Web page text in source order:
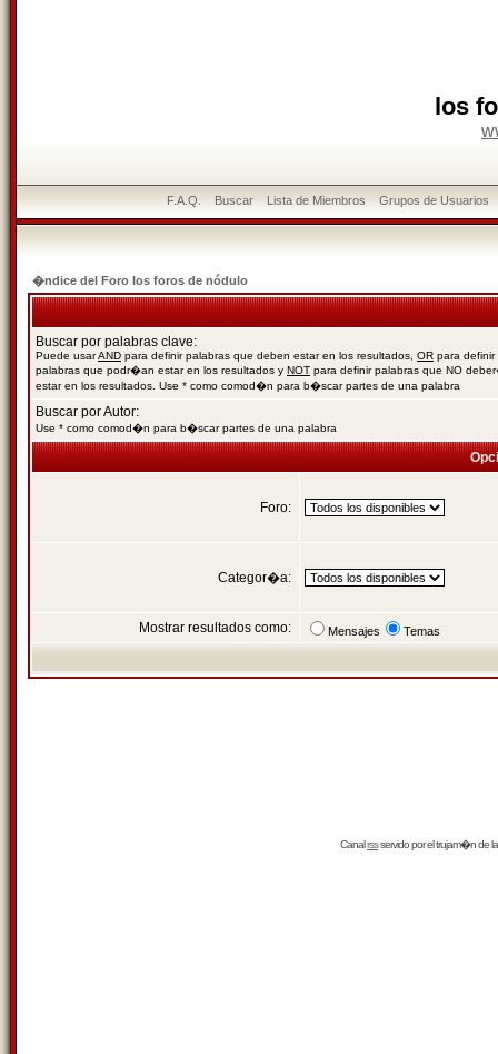
los
F.A.Q. Buscar Lista de Miembros Grupos de Usuarios
�ndice del Foro los foros de nódulo
Buscar por palabras clave:
Puede usarAND para definir palabras que deben estar en los resultados, OR para definir
palabras que podr�an estar en los resultados y NOT para definir palabras que NO
estar en los resultados. Use * como comod�n para b�scar partes de una palabra
Buscar por Autor:
Use * como comod�n para b�scar partes de una palabra
Foro:
Categor�a:
Mostrar resultados como: Mensajes Temas
Canalrssservido por eltrujam�nde